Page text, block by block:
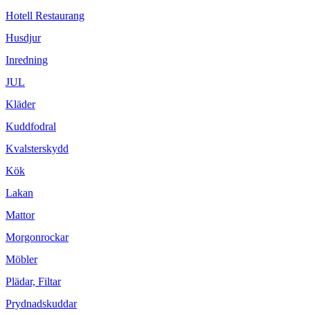
Hotell Restaurang
Husdjur
Inredning
JUL
Kläder
Kuddfodral
Kvalsterskydd
Kök
Lakan
Mattor
Morgonrockar
Möbler
Plädar, Filtar
Prydnadskuddar